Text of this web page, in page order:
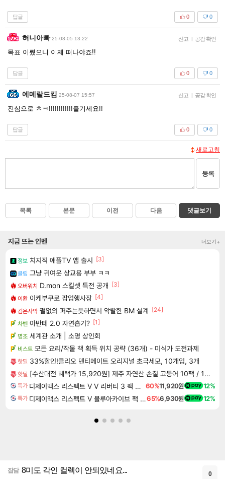
답글 0
0
혀니아빠 25-08-05 13:22 신고 | 공감 확인
목표 이뤘으니 이제 떠나야죠!!
답글 0
0
에메랄드킴 25-08-07 15:57 신고 | 공감 확인
진심으로 ㅊㅋ!!!!!!!!!!!!즐기세요!!
답글 0
0
새로고침
등록
목록 본문 이전 다음 댓글보기
지금 뜨는 인벤 더보기+
정보 치지직 애플TV 앱 출시 [3]
클립 그냥 귀여운 상교용 부부 ㅋㅋ
오버워치 D.mon 스킬셋 특전 공개 [3]
이환 이케부쿠로 팝업행사장 [4]
검은사막 펄없의 퍼주는듯하면서 악랄한 BM 설계 [24]
차벤 아반테 2.0 자연흡기? [1]
명조 세계관 소개 | 소명 상인회
비스트 모든 요리/작물 책 획득 위치 공략 (36개) - 미식가 도전과제
핫딜 33%할인!클리오 덴티메이트 오리지널 초극세모, 10개입, 3개
핫딜 [수산대전 혜택가 15,920원] 제주 자연산 손질 고등어 10팩 / 1팩당 100-120g / 간편조리 반찬
특가 디제이맥스 리스펙트 V V 리버티 3 팩 DJMAX RESPECT V V Liberty 3 Pack DLC 60%11,920원 12%
특가 디제이맥스 리스펙트 V 블루아카이브 팩 DJMAX RESPECT V Blue Archive Pack DLC65%6,930원 12%
잡담 8미도 각인 컬렉이 안되있네요... 0